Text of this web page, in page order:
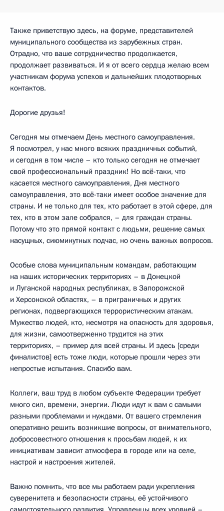
Также приветствую здесь, на форуме, представителей
муниципального сообщества из зарубежных стран.
Отрадно, что ваше сотрудничество продолжается,
продолжает развиваться. И я от всего сердца желаю всем
участникам форума успехов и дальнейших плодотворных
контактов.
Дорогие друзья!
Сегодня мы отмечаем День местного самоуправления.
Я посмотрел, у нас много всяких праздничных событий,
и сегодня в том числе – кто только сегодня не отмечает
свой профессиональный праздник! Но всё-таки, что
касается местного самоуправления, Дня местного
самоуправления, это всё-таки имеет особое значение для
страны. И не только для тех, кто работает в этой сфере, для
тех, кто в этом зале собрался, – для граждан страны.
Потому что это прямой контакт с людьми, решение самых
насущных, сиюминутных подчас, но очень важных вопросов.
Особые слова муниципальным командам, работающим
на наших исторических территориях – в Донецкой
и Луганской народных республиках, в Запорожской
и Херсонской областях, – в приграничных и других
регионах, подвергающихся террористическим атакам.
Мужество людей, кто, несмотря на опасность для здоровья,
для жизни, самоотверженно трудится на этих
территориях, – пример для всей страны. И здесь [среди
финалистов] есть тоже люди, которые прошли через эти
непростые испытания. Спасибо вам.
Коллеги, ваш труд в любом субъекте Федерации требует
много сил, времени, энергии. Люди идут к вам с самыми
разными проблемами и нуждами. От вашего стремления
оперативно решить возникшие вопросы, от внимательного,
добросовестного отношения к просьбам людей, к их
инициативам зависит атмосфера в городе или на селе,
настрой и настроения жителей.
Важно помнить, что все мы работаем ради укрепления
суверенитета и безопасности страны, её устойчивого